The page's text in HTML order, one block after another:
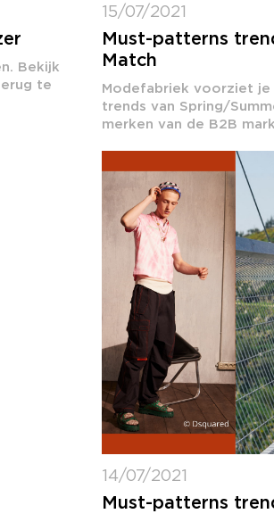
Bekijk
te
15/07/2021
Must-patterns
Match
Modefabriek voorziet je
trends van Spring/
merken van de B2B
14/07/2021
Must-patterns